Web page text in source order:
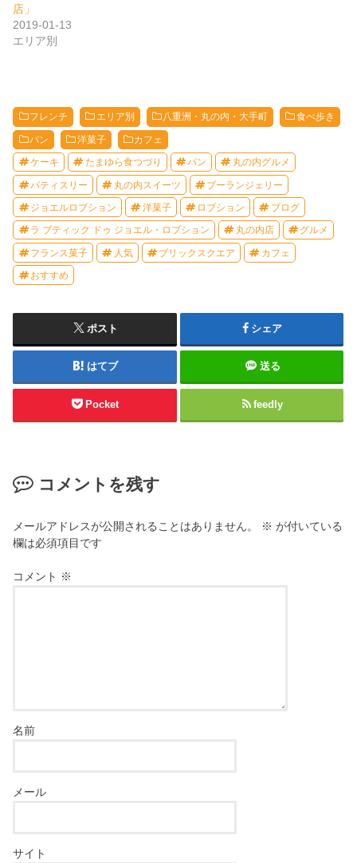
店」
2019-01-13
エリア別
フレンチ エリア別 八重洲・丸の内・大手町 食べ歩き
パン 洋菓子 カフェ
ケーキ たまゆら食つづり パン 丸の内グルメ
パティスリー 丸の内スイーツ ブーランジェリー
ジョエルロブション 洋菓子 ロブション ブログ
ラ ブティック ドゥ ジョエル・ロブション 丸の内店 グルメ
フランス菓子 人気 ブリックスクエア カフェ
おすすめ
ポスト シェア
はてブ 送る
Pocket feedly
コメントを残す
メールアドレスが公開されることはありません。 ※ が付いている
欄は必須項目です
コメント ※
名前
メール
サイト